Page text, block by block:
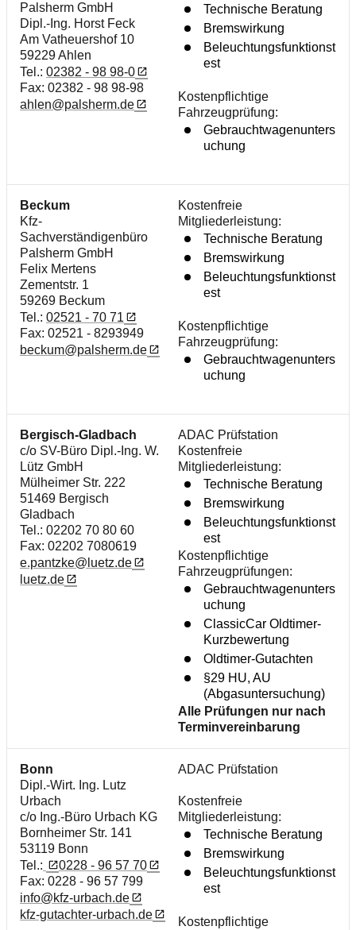
Palsherm GmbH
Dipl.-Ing. Horst Feck
Am Vatheuershof 10
59229 Ahlen
Tel.: 02382 - 98 98-0
Fax: 02382 - 98 98-98
ahlen@palsherm.de
Technische Beratung
Bremswirkung
Beleuchtungsfunktionst
est
Kostenpflichtige
Fahrzeugprüfung:
Gebrauchtwagenunters
uchung
Beckum
Kfz-
Sachverständigenbüro
Palsherm GmbH
Felix Mertens
Zementstr. 1
59269 Beckum
Tel.: 02521 - 70 71
Fax: 02521 - 8293949
beckum@palsherm.de
Kostenfreie
Mitgliederleistung:
Technische Beratung
Bremswirkung
Beleuchtungsfunktionst
est
Kostenpflichtige
Fahrzeugprüfung:
Gebrauchtwagenunters
uchung
Bergisch-Gladbach
c/o SV-Büro Dipl.-Ing. W.
Lütz GmbH
Mülheimer Str. 222
51469 Bergisch
Gladbach
Tel.: 02202 70 80 60
Fax: 02202 7080619
e.pantzke@luetz.de
luetz.de
ADAC Prüfstation
Kostenfreie
Mitgliederleistung:
Technische Beratung
Bremswirkung
Beleuchtungsfunktionst
est
Kostenpflichtige
Fahrzeugprüfungen:
Gebrauchtwagenunters
uchung
ClassicCar Oldtimer-
Kurzbewertung
Oldtimer-Gutachten
§29 HU, AU
(Abgasuntersuchung)
Alle Prüfungen nur nach
Terminvereinbarung
Bonn
Dipl.-Wirt. Ing. Lutz
Urbach
c/o Ing.-Büro Urbach KG
Bornheimer Str. 141
53119 Bonn
Tel.:
0228 - 96 57 70
Fax: 0228 - 96 57 799
info@kfz-urbach.de
kfz-gutachter-urbach.de
ADAC Prüfstation
Kostenfreie
Mitgliederleistung:
Technische Beratung
Bremswirkung
Beleuchtungsfunktionst
est
Kostenpflichtige